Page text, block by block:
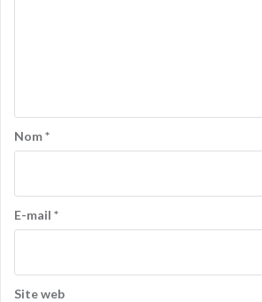
Nom*
E-mail *
Site web